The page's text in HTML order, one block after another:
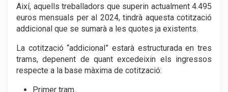
Així, aquells treballadors que superin actualment 4.495
euros mensuals per al 2024, tindrà aquesta cotització
addicional que se sumarà a les quotes ja existents.
La cotització “addicional” estarà estructurada en tres
trams, depenent de quant excedeixin els ingressos
respecte a la base màxima de cotització:
Primer tram.